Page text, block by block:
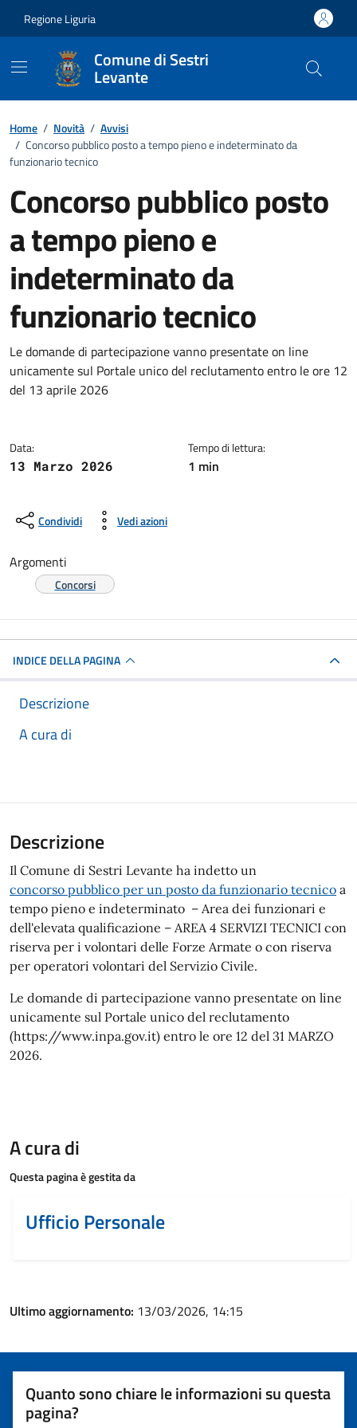
Regione Liguria
Comune di Sestri
Levante
Home / Novità / Avvisi
/ Concorso pubblico posto a tempo pieno e indeterminato da
funzionario tecnico
Concorso pubblico posto
a tempo pieno e
indeterminato da
funzionario tecnico
Dettagli della notizia
Le domande di partecipazione vanno presentate on line
unicamente sul Portale unico del reclutamento entro le ore 12
del 13 aprile 2026
Data:
13 Marzo 2026
Tempo di lettura:
1 min
Condividi Vedi azioni
Argomenti
Concorsi
INDICE DELLA PAGINA
Descrizione
A cura di
Descrizione
Il Comune di Sestri Levante ha indetto un
concorso pubblico per un posto da funzionario tecnico a
tempo pieno e indeterminato – Area dei funzionari e
dell'elevata qualificazione – AREA 4 SERVIZI TECNICI con
riserva per i volontari delle Forze Armate o con riserva
per operatori volontari del Servizio Civile.
Le domande di partecipazione vanno presentate on line
unicamente sul Portale unico del reclutamento
(https://www.inpa.gov.it) entro le ore 12 del 31 MARZO
2026.
A cura di
Questa pagina è gestita da
Ufficio Personale
Ultimo aggiornamento: 13/03/2026, 14:15
Quanto sono chiare le informazioni su questa
pagina?